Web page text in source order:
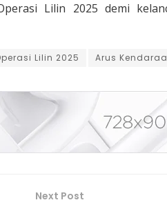
Lilin 2025 demi
Lilin 2025 Arus
Next Post